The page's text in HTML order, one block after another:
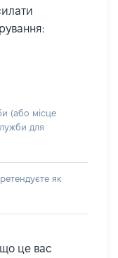
(або місце
для
як
це вас